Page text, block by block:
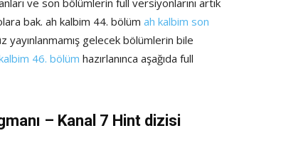
ve son bölümlerin full versiyonlarını artık
bak. ah kalbim 44. bölüm ah kalbim son
gelecek bölümlerin bile
46. bölüm hazırlanınca aşağıda full
– Kanal 7 Hint dizisi